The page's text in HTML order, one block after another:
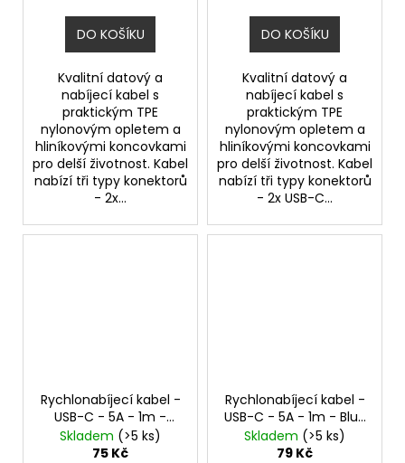
DO KOŠÍKU
Kvalitní datový a
nabíjecí kabel s
praktickým TPE
nylonovým opletem a
hliníkovými koncovkami
pro delší životnost. Kabel
nabízí tři typy konektorů
- 2x...
DO KOŠÍKU
Kvalitní datový a
nabíjecí kabel s
praktickým TPE
nylonovým opletem a
hliníkovými koncovkami
pro delší životnost. Kabel
nabízí tři typy konektorů
- 2x USB-C...
Rychlonabíjecí kabel -
USB-C - 5A - 1m -
White
Skladem (>5 ks)
75 Kč
Rychlonabíjecí kabel -
USB-C - 5A - 1m - Blue
opletený
Skladem (>5 ks)
79 Kč